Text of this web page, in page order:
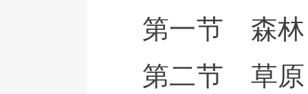
第一节 森林
第二节 草原